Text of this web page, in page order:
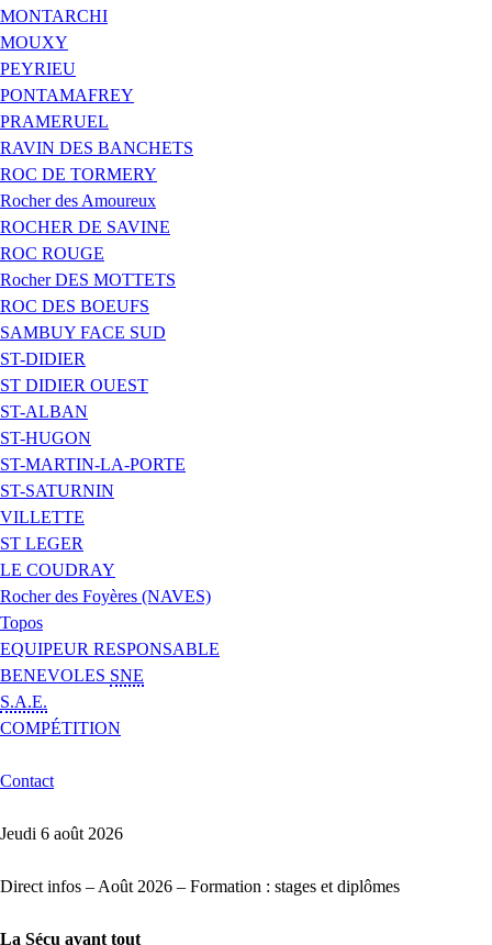
MONTARCHI
MOUXY
PEYRIEU
PONTAMAFREY
PRAMERUEL
RAVIN DES BANCHETS
ROC DE TORMERY
Rocher des Amoureux
ROCHER DE SAVINE
ROC ROUGE
Rocher DES MOTTETS
ROC DES BOEUFS
SAMBUY FACE SUD
ST-DIDIER
ST DIDIER OUEST
ST-ALBAN
ST-HUGON
ST-MARTIN-LA-PORTE
ST-SATURNIN
VILLETTE
ST LEGER
LE COUDRAY
Rocher des Foyères (NAVES)
Topos
EQUIPEUR RESPONSABLE
BENEVOLES SNE
S.A.E.
COMPÉTITION
Contact
Jeudi 6 août 2026
Direct infos – Août 2026 – Formation : stages et diplômes
La Sécu avant tout